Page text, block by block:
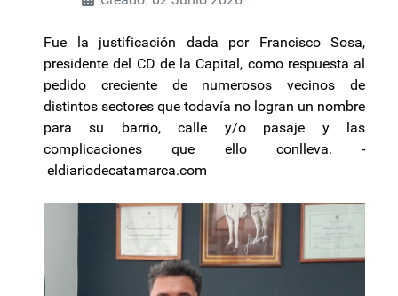
Fue la justificación dada por Francisco Sosa,
presidente del CD de la Capital, como respuesta al
pedido creciente de numerosos vecinos de
distintos sectores que todavía no logran un nombre
para su barrio, calle y/o pasaje y las
complicaciones que ello conlleva. -
eldiariodecatamarca.com